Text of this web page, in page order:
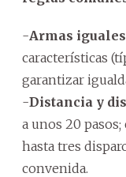
-Armas iguales
características
garantizar
-Distancia y
a unos 20
hasta tres
convenida.